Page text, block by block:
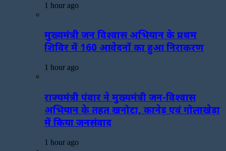
1 hour ago
मुख्यमंत्री जन विश्वास अभियान के प्रथम
शिविर में 160 आवेदनों का हुआ निराकरण
1 hour ago
राज्यमंत्री पंवार ने मुख्यमंत्री जन-विश्वास
अभियान के तहत खनोटा, कानेड़ एवं गोलाखेड़ा
में किया जनसंवाद
1 hour ago